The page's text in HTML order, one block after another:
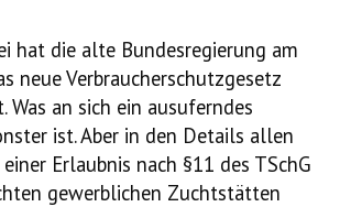
hat die alte Bundesregierung am
neue Verbraucherschutzgesetz
Was an sich ein ausuferndes
ist. Aber in den Details allen
Erlaubnis nach §11 des TSchG
gewerblichen Zuchtstätten